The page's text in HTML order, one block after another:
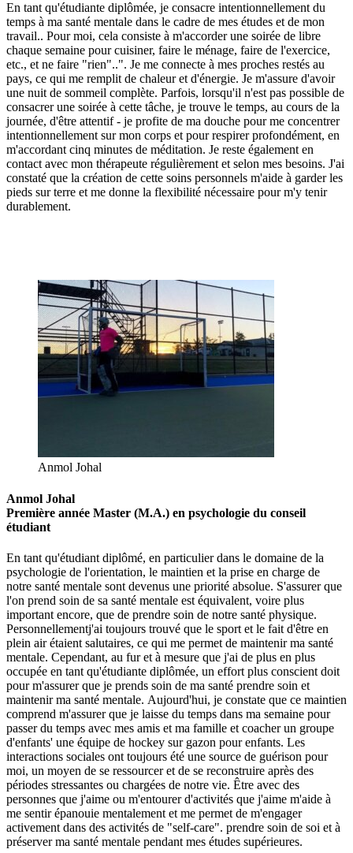
En tant qu'étudiante diplômée, je consacre intentionnellement du
temps à ma santé mentale dans le cadre de mes études et de mon
travail.. Pour moi, cela consiste à m'accorder une soirée de libre
chaque semaine pour cuisiner, faire le ménage, faire de l'exercice,
etc., et ne faire "rien"..". Je me connecte à mes proches restés au
pays, ce qui me remplit de chaleur et d'énergie. Je m'assure d'avoir
une nuit de sommeil complète. Parfois, lorsqu'il n'est pas possible de
consacrer une soirée à cette tâche, je trouve le temps, au cours de la
journée, d'être attentif - je profite de ma douche pour me concentrer
intentionnellement sur mon corps et pourrespirerprofondément, en
m'accordant cinq minutes de méditation. Je reste également en
contact avec mon thérapeute régulièrement et selon mes besoins. J'ai
constaté que la création de cette soins personnels m'aide à garder les
pieds sur terre et me donne la flexibilité nécessaire pour m'y tenir
durablement.
Anmol Johal
Anmol Johal
Première année Master (M.A.) en psychologie du conseil
étudiant
En tant qu'étudiant diplômé, en particulier dans le domaine de la
psychologie de l'orientation, le maintien et la prise en charge de
notre santé mentale sont devenus une priorité absolue. S'assurer que
l'on prend soin de sa santé mentale est équivalent, voire plus
important encore, que de prendre soin de notre santé physique.
Personnellementj'ai toujours trouvé que le sport et le fait d'être en
plein air étaient salutaires, ce qui me permet de maintenirma santé
mentale. Cependant, au fur et à mesure que j'ai de plus en plus
occupée en tant qu'étudiante diplômée, un effort plus conscient doit
pour m'assurer que je prends soin de ma santé prendre soin et
maintenirma santé mentale. Aujourd'hui, je constate que ce maintien
comprend m'assurer que je laisse du temps dans ma semaine pour
passer du temps avec mes amis et ma famille et coacher un groupe
d'enfants' une équipe de hockey sur gazon pour enfants. Les
interactions sociales ont toujours été une source de guérison pour
moi, un moyen de se ressourcer et de se reconstruire après des
périodes stressantes ou chargées de notre vie. Être avec des
personnes que j'aime ou m'entourer d'activités que j'aime m'aide à
me sentir épanouie mentalement et me permet de m'engager
activement dans des activités de "self-care". prendre soin de soi et à
préserver ma santé mentale pendant mes études supérieures.